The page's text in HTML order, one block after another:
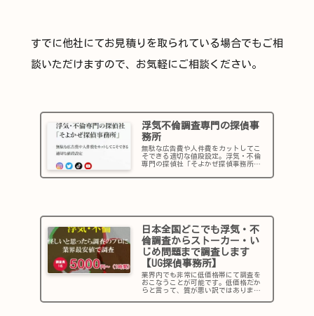
すでに他社にてお見積りを取られている場合でもご相
談いただけますので、お気軽にご相談ください。
浮気不倫調査専門の探偵事
務所
無駄な広告費や人件費をカットしてこ
そできる適切な値段設定。浮気・不倫
専門の探偵社「そよかぜ探偵事務所」
文引用弊社では、“お客様のお気持ち
日本全国どこでも浮気・不
倫調査からストーカー・い
じめ問題まで調査します
【UG探偵事務所】
業界内でも非常に低価格帯にて調査を
おこなうことが可能です。低価格だか
らと言って、質が悪い訳ではありませ